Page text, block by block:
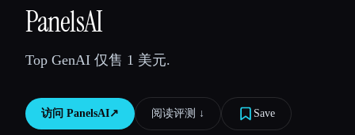
💻 开发者
🎓 学生
PanelsAI
Top GenAI 仅售 1 美元.
访问 PanelsAI↗︎ 阅读评测 ↓︎ Save